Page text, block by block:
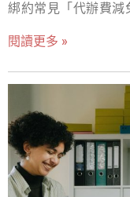
訊不對稱和潛在的風
遇到的痛點。 深度
的商標代辦費用是
的商標代辦價格，也
方規費：全國統一的
濟部智慧財產局（
定性與透明性。 表
綁約常見「代辦費減
在創業潮中，許多
訊零散、價格不一
查、資本額簽證到
者而言更是無形成
以讓創業者節省
你快速掌握最新代辦
閱讀更多 »